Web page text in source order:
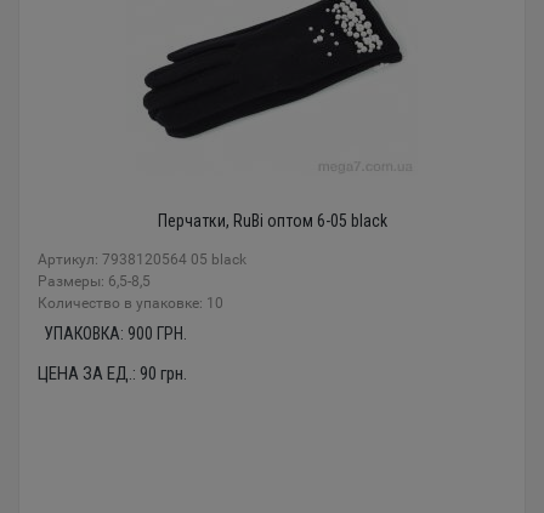
Перчатки, RuBi оптом 6-05 black
Артикул: 7938120564 05 black
Размеры: 6,5-8,5
Количество в упаковке: 10
УПАКОВКА: 900 ГРН.
ЦЕНА ЗА ЕД.: 90 грн.